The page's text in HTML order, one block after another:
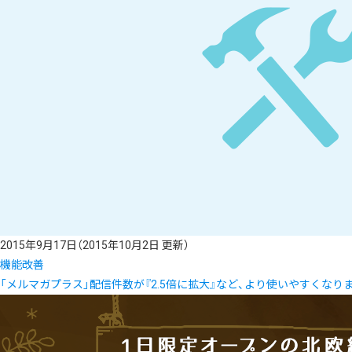
2015年9月17日 （2015年10月2日 更新）
機能改善
「メルマガプラス」配信件数が『2.5倍に拡大』など、より使いやすくなり